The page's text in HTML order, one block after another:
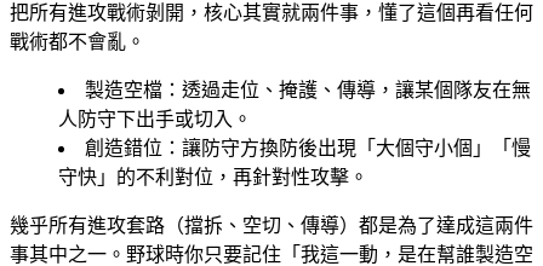
把所有進攻戰術剝開，核心其實就兩件事，懂了這個再看任何
戰術都不會亂。
製造空檔 ：透過走位、掩護、傳導，讓某個隊友在無
人防守下出手或切入。
創造錯位 ：讓防守方換防後出現「大個守小個」「慢
守快」的不利對位，再針對性攻擊。
幾乎所有進攻套路（擋拆、空切、傳導）都是為了達成這兩件
事其中之一。野球時你只要記住「我這一動，是在幫誰製造空